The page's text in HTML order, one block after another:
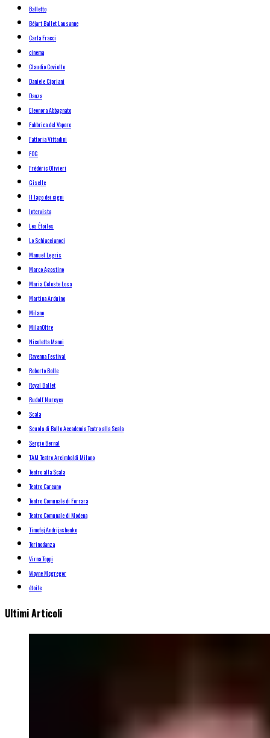
Balletto
Béjart Ballet Lausanne
Carla Fracci
cinema
Claudio Coviello
Daniele Cipriani
Danza
Eleonora Abbagnato
Fabbrica del Vapore
Fattoria Vittadini
FOG
Frédéric Olivieri
Giselle
Il lago dei cigni
Intervista
Les Étoiles
Lo Schiaccianoci
Manuel Legris
Marco Agostino
Maria Celeste Losa
Martina Arduino
Milano
MilanOltre
Nicoletta Manni
Ravenna Festival
Roberto Bolle
Royal Ballet
Rudolf Nureyev
Scala
Scuola di Ballo Accademia Teatro alla Scala
Sergio Bernal
TAM Teatro Arcimboldi Milano
Teatro alla Scala
Teatro Carcano
Teatro Comunale di Ferrara
Teatro Comunale di Modena
Timofej Andrijashenko
Torinodanza
Virna Toppi
Wayne Mcgregor
étoile
Ultimi Articoli